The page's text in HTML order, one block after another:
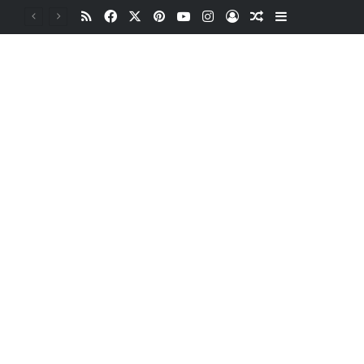
RSSFacebookPinterestYouTubeInstagramOturum aç
Rastgele Makale
Kenar